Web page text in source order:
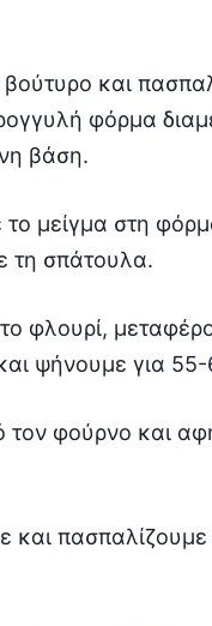
και
φόρμα
βάση.
μείγμα στη
τη σπάτουλα.
φλουρί,
ψήνουμε για
τον φούρνο και
και